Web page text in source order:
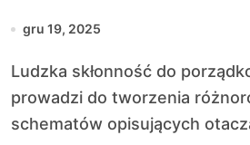
gru 19, 2025
Ludzka skłonność do porządkowania wiedzy
prowadzi do tworzenia
schematów opisujących